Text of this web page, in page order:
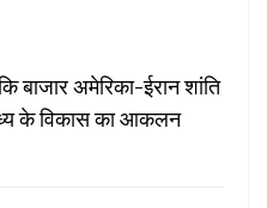
अमेरिका-ईरान शांति
के विकास का आकलन